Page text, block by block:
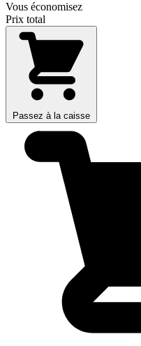
Vous économisez
Prix total
Passez à la caisse